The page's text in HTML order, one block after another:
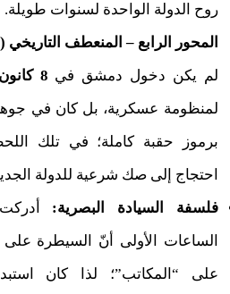
روح الدولة الواحدة لسنوات طويلة.
المحور الرابع – المنعطف التاريخي (2024 – 2026):
لم يكن دخول دمشق في 8 كانون الأول 2024
لمنظومة عسكرية، بل كان في جوهره
برموز حقبة كاملة؛ في تلك
احتجاج إلى صك شرعية للدولة
فلسفة السيادة البصرية: أدركت
الساعات الأولى أنّ السيطرة
على “المكاتب”؛ لذا كان